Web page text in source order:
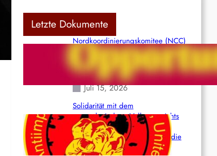
Letzte Dokumente
Nordkoordinierungskomitee (NCC)
der Kommunistischen Partei Indiens
(Maoistisch): Postmoderner
Opportunismus
Juli 15, 2026
Solidarität mit dem
venezolanischem Volk angesichts
der verlorenen Leben und der
katastrophalen Situation durch die
Erdbeben des 24. Juni!